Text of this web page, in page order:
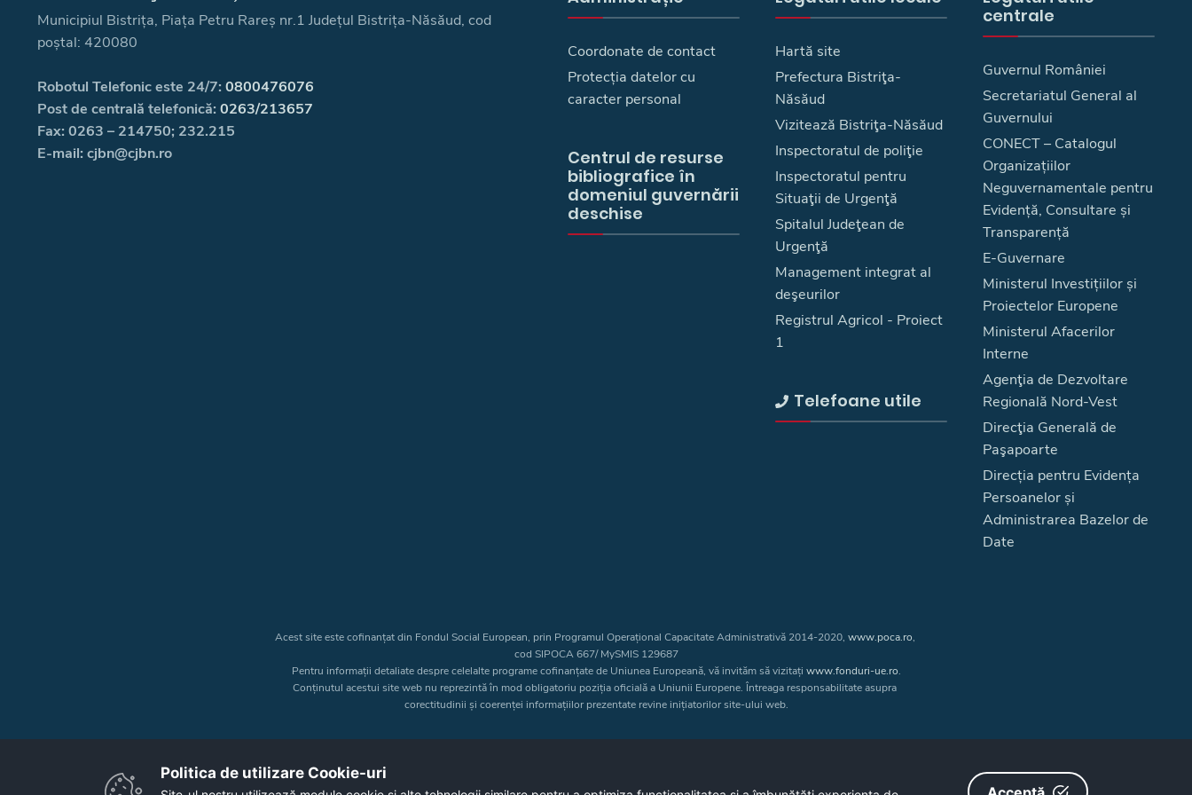
Municipiul Bistrița, Piața Petru Rareș nr.1 Județul Bistrița-Năsăud, cod
poștal: 420080
Robotul Telefonic este 24/7: 0800476076
Post de centrală telefonică: 0263/213657
Fax: 0263 – 214750; 232.215
E-mail: cjbn@cjbn.ro
Coordonate de contact
Protecția datelor cu
caracter personal
Centrul de resurse
bibliografice în
domeniul guvernării
deschise
Hartă site
Prefectura Bistriţa-
Năsăud
Vizitează Bistriţa-Năsăud
Inspectoratul de poliţie
Inspectoratul pentru
Situaţii de Urgenţă
Spitalul Judeţean de
Urgenţă
Management integrat al
deşeurilor
Registrul Agricol - Proiect
1
Telefoane utile
centrale
Guvernul României
Secretariatul General al
Guvernului
CONECT – Catalogul
Organizațiilor
Neguvernamentale pentru
Evidență, Consultare și
Transparență
E-Guvernare
Ministerul Investițiilor și
Proiectelor Europene
Ministerul Afacerilor
Interne
Agenţia de Dezvoltare
Regională Nord-Vest
Direcţia Generală de
Paşapoarte
Direcția pentru Evidența
Persoanelor și
Administrarea Bazelor de
Date
Acest site este cofinanțat din Fondul Social European, prin Programul Operațional Capacitate Administrativă 2014-2020, www.poca.ro,
cod SIPOCA 667/ MySMIS 129687
Pentru informații detaliate despre celelalte programe cofinanțate de Uniunea Europeană, vă invităm să vizitați www.fonduri-ue.ro.
Conținutul acestui site web nu reprezintă în mod obligatoriu poziția oficială a Uniunii Europene. Întreaga responsabilitate asupra
corectitudinii și coerenței informațiilor prezentate revine inițiatorilor site-ului web.
Copyright © 2026 - Consiliul Judeţean Bistrița-Năsăud
Politica de utilizare Cookie-uri‎